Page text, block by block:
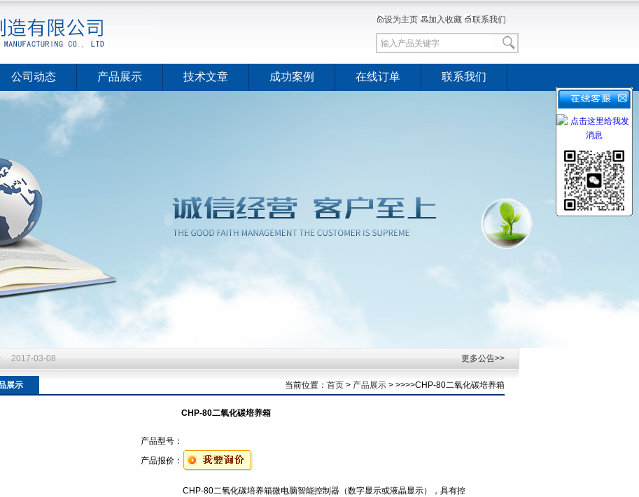
设为主页 加入收藏 联系我们
公司动态 产品展示 技术文章 成功案例 在线订单 联系我们
2017-03-08
2017-03-08
更多公告>>
展示 当前位置： 首页 > 产品展示 > >>>>CHP-80二氧化碳培养箱
CHP-80二氧化碳培养箱
产品型号：
产品报价：
CHP-80二氧化碳培养箱微电脑智能控制器（数字显示或液晶显示），具有控